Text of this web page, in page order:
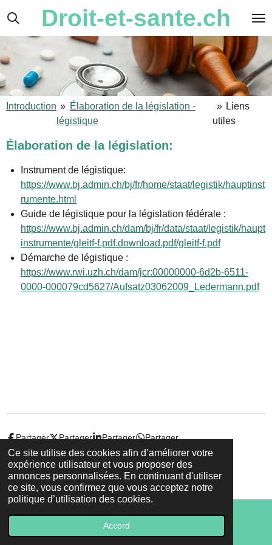
Ce site utilise des cookies afin d’améliorer votre
expérience utilisateur et vous proposer des
annonces personnalisées. En continuant d'utiliser
ce site, vous confirmez que vous acceptez notre
politique d’utilisation des cookies.
Accord
Passer
contenu
principal
Droit-et-sante.ch
Introduction » Élaboration de la législation -
légistique
» Liens
utiles
Élaboration de la législation:
Instrument de légistique:
https://www.bj.admin.ch/bj/fr/home/staat/legistik/hauptinst
rumente.html
Guide de légistique pour la législation fédérale :
https://www.bj.admin.ch/dam/bj/fr/data/staat/legistik/haupt
instrumente/gleitf-f.pdf.download.pdf/gleitf-f.pdf
Démarche de légistique :
https://www.rwi.uzh.ch/dam/jcr:00000000-6d2b-6511-
0000-000079cd5627/Aufsatz03062009_Ledermann.pdf
Partager Partager Partager Partager
© 2022 - 2026 Droit-et-sante.ch
Propulsé par Webador
E-mail